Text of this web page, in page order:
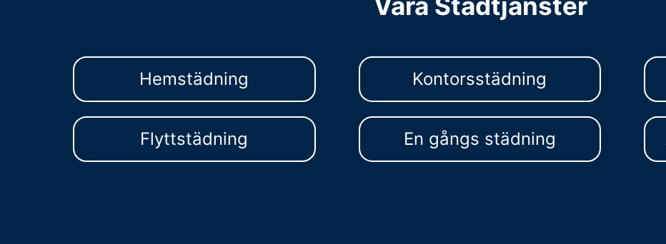
Hemstädning Kontorsstädning
Flyttstädning En gångs städning